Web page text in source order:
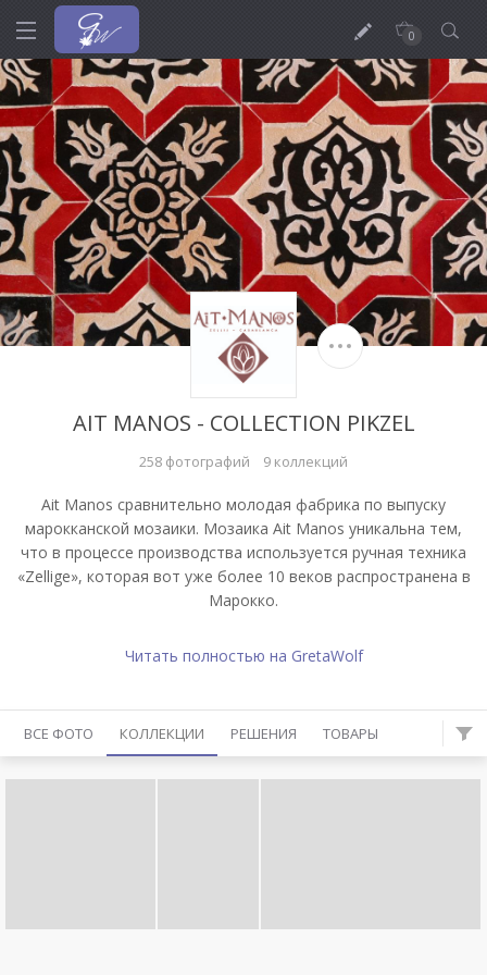
0
AIT MANOS - COLLECTION PIKZEL
258 фотографий 9 коллекций
Ait Manos сравнительно молодая фабрика по выпуску
марокканской мозаики. Мозаика Ait Manos уникальна тем,
что в процессе производства используется ручная техника
«Zellige», которая вот уже более 10 веков распространена в
Марокко.
Читать полностью на GretaWolf
ВСЕ ФОТО КОЛЛЕКЦИИ РЕШЕНИЯ ТОВАРЫ